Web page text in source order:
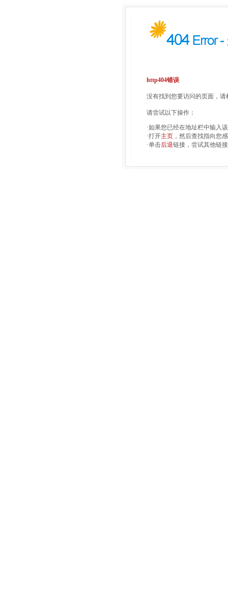
http404错误
没有找到您要访问的页面，
请尝试以下操作：
·如果您已经在地址栏中输入
·打开主页 ，然后查找指向您
·单击后退链接，尝试其他链